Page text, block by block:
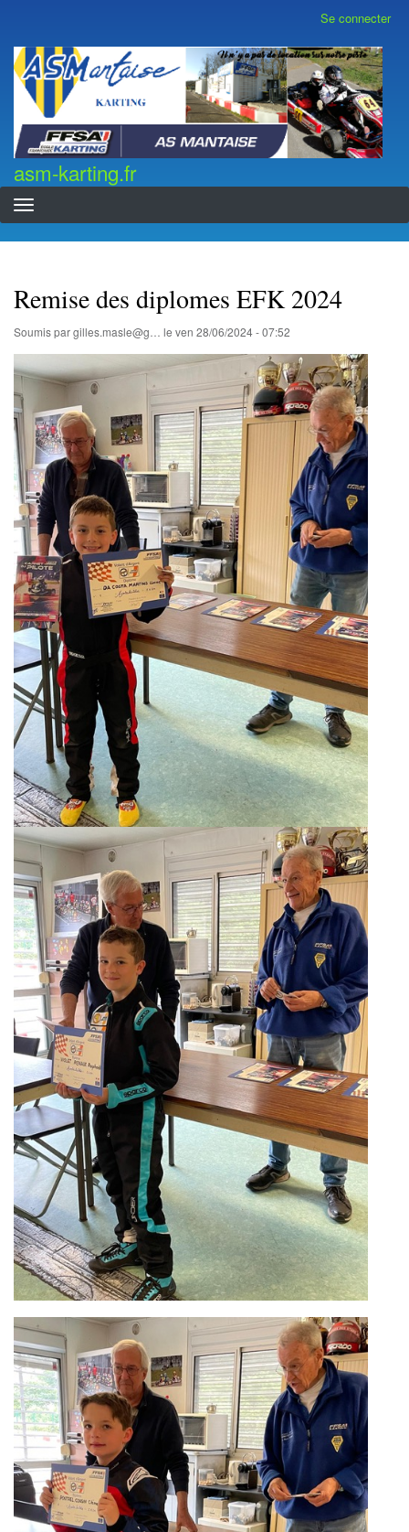
contenu
principal
compte
de
l'utilisateur
Se connecter
asm-karting.fr
asm-karting.fr
Remise des diplomes EFK 2024
Soumis pargilles.masle@g… le ven 28/06/2024 - 07:52